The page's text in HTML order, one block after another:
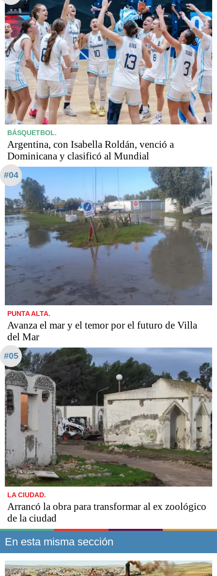
BÁSQUETBOL.
Argentina, con Isabella Roldán, venció a
Dominicana y clasificó al Mundial
#04
PUNTA ALTA.
Avanza el mar y el temor por el futuro de Villa
del Mar
#05
LA CIUDAD.
Arrancó la obra para transformar al ex zoológico
de la ciudad
En esta misma sección